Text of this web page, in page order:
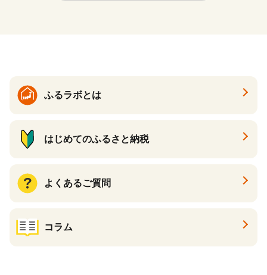
ふるラボとは
はじめてのふるさと納税
よくあるご質問
コラム